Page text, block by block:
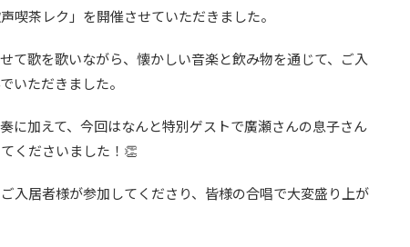
喫茶レク」を開催させていただきました。
て歌を歌いながら、懐かしい音楽と飲み物を通じて、ご入
いただきました。
に加えて、今回はなんと特別ゲストで廣瀬さんの息子さん
くださいました！👏
入居者様が参加してくださり、皆様の合唱で大変盛り上が